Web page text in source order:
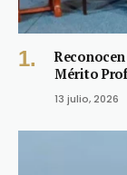
Mérito
13 julio, 2026